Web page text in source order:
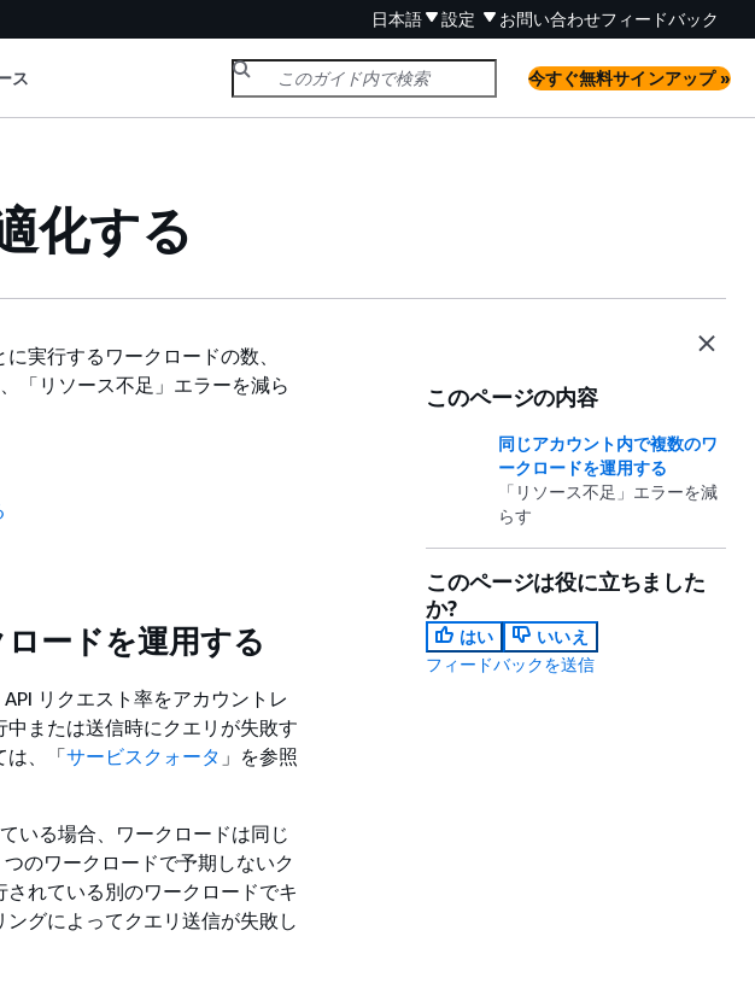
日本語 設定 お問い合わせフィードバック
ス 今すぐ無料サインアップ »
化する
実行するワークロードの数、
「リソース不足」エラーを減ら
ードを運用する
リクエスト率をアカウントレ
または送信時にクエリが失敗す
は、「サービスクォータ 」を参照
いる場合、ワークロードは同じ
のワークロードで予期しないク
れている別のワークロードでキ
グによってクエリ送信が失敗し
このページの内容
同じアカウント内で複数のワ
ークロードを運用する
「リソース不足」エラーを減
らす
このページは役に立ちました
か?
はい
いいえ
フィードバックを送信